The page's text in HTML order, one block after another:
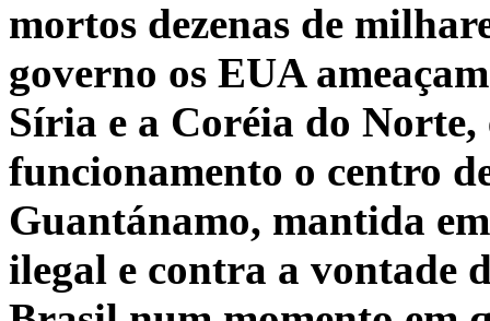
mortos dezenas de
governo os EUA
Síria e a Coréia do
funcionamento o centro
Guantánamo, mantida
ilegal e contra a vontade